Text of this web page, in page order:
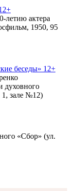
летию актера
1950, 95
беседы» 12+
духовного
зале №12)
«Сбор» (ул.